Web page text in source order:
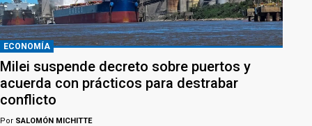
ECONOMÍA
Milei suspende decreto sobre puertos y
acuerda con prácticos para destrabar
conflicto
Por SALOMÓN MICHITTE